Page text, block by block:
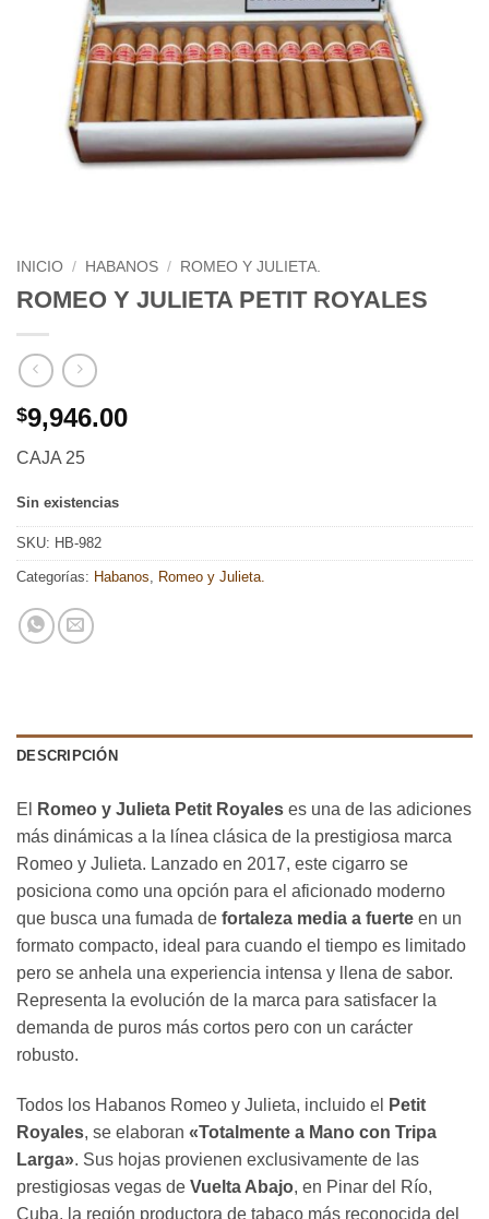
INICIO / HABANOS / ROMEO Y JULIETA.
ROMEO Y JULIETA PETIT ROYALES
$9,946.00
CAJA 25
Sin existencias
SKU: HB-982
Categorías: Habanos, Romeo y Julieta.
DESCRIPCIÓN
El Romeo y Julieta Petit Royales es una de las adiciones
más dinámicas a la línea clásica de la prestigiosa marca
Romeo y Julieta. Lanzado en 2017, este cigarro se
posiciona como una opción para el aficionado moderno
que busca una fumada de fortaleza media a fuerte en un
formato compacto, ideal para cuando el tiempo es limitado
pero se anhela una experiencia intensa y llena de sabor.
Representa la evolución de la marca para satisfacer la
demanda de puros más cortos pero con un carácter
robusto.
Todos los Habanos Romeo y Julieta, incluido el
Petit
Royales, se elaboran «Totalmente a Mano con Tripa
Larga». Sus hojas provienen exclusivamente de las
prestigiosas vegas de Vuelta Abajo, en Pinar del Río,
Cuba, la región productora de tabaco más reconocida del